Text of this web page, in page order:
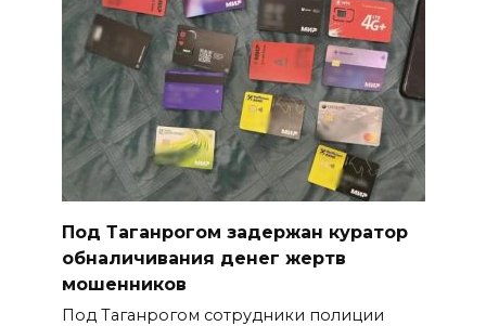
Под Таганрогом задержан куратор
обналичивания денег жертв
мошенников
Под Таганрогом сотрудники полиции